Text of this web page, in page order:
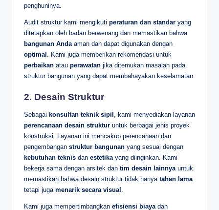
penghuninya.
Audit struktur kami mengikuti peraturan dan standar yang
ditetapkan oleh badan berwenang dan memastikan bahwa
bangunan Anda aman dan dapat digunakan dengan
optimal
. Kami juga memberikan rekomendasi untuk
perbaikan atau perawatan jika ditemukan masalah pada
struktur bangunan yang dapat membahayakan keselamatan.
2. Desain Struktur
Sebagai konsultan teknik sipil , kami menyediakan layanan
perencanaan desain struktur untuk berbagai jenis proyek
konstruksi. Layanan ini mencakup perencanaan dan
pengembangan struktur bangunan yang sesuai dengan
kebutuhan teknis dan estetikayang diinginkan. Kami
bekerja sama dengan arsitek dan tim desain lainnyauntuk
memastikan bahwa desain struktur tidak hanya tahan lama
tetapi juga menarik secara visual .
Kami juga mempertimbangkan efisiensi biayadan